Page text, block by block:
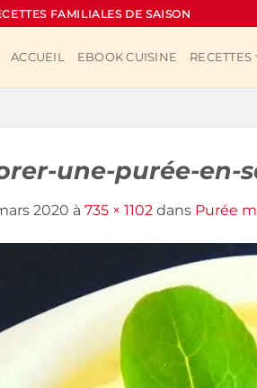
FAMILIALES DE SAISON
ACCUEIL EBOOK CUISINE RECETTES
une-purée-en-
2020 à 735 × 1102 dans Purée